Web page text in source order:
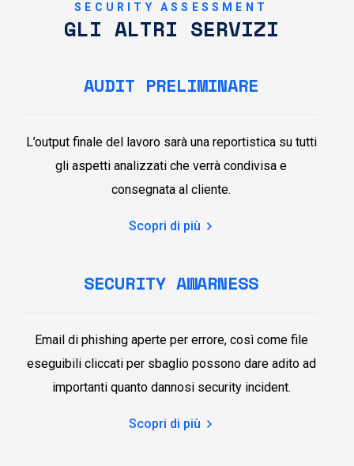
SECURITY ASSESSMENT
GLI ALTRI SERVIZI
AUDIT PRELIMINARE
L’output finale del lavoro sarà una reportistica su tutti
gli aspetti analizzati che verrà condivisa e
consegnata al cliente.
Scopri di più
SECURITY AWARNESS
Email di phishing aperte per errore, così come file
eseguibili cliccati per sbaglio possono dare adito ad
importanti quanto dannosi security incident.
Scopri di più